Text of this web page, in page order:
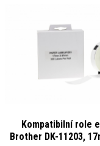
Kompatibilní role
Brother DK-11203,